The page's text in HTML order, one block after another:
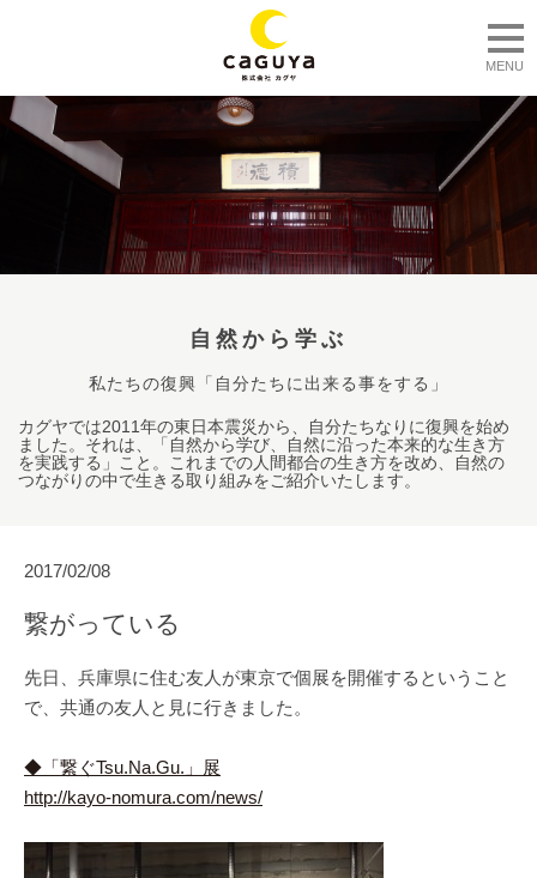
MENU
自然から学ぶ
私たちの復興「自分たちに出来る事をする」
カグヤでは2011年の東日本震災から、自分たちなりに復興を始め
ました。それは、「自然から学び、自然に沿った本来的な生き方
を実践する」こと。これまでの人間都合の生き方を改め、自然の
つながりの中で生きる取り組みをご紹介いたします。
2017/02/08
繋がっている
先日、兵庫県に住む友人が東京で個展を開催するということ
で、共通の友人と見に行きました。
◆「繋ぐTsu.Na.Gu.」展
http://kayo-nomura.com/news/